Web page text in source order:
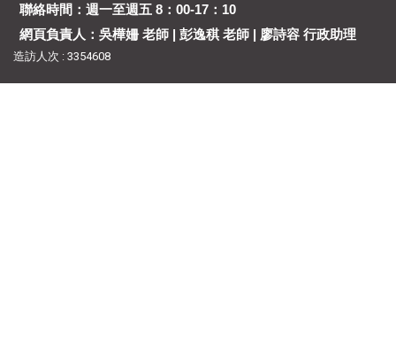
聯絡時間：週一至週五 8：00-17：10
網頁負責人：吳樺姍 老師 | 彭逸稘 老師 | 廖詩容 行政助理
造訪人次 : 3354608